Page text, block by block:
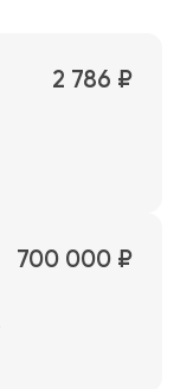
2 786 ₽
700 000 ₽